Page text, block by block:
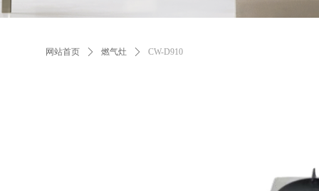
网站首页 ꄲ 燃气灶 ꄲ CW-D910